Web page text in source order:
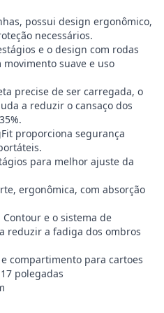
possui design ergonômico,
necessários.
e o design com rodas
suave e uso
precise de ser carregada, o
a reduzir o cansaço dos
proporciona segurança
para melhor ajuste da
ergonômica, com absorção
e o sistema de
reduzir a fadiga dos ombros
compartimento para cartoes
polegadas